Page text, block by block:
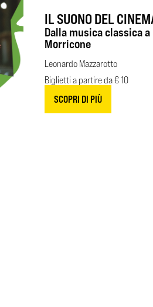
IL SUONO DEL
Dalla musica classica a
Morricone
Leonardo Mazzarotto
Biglietti a partire da € 10
SCOPRI DI PIÙ